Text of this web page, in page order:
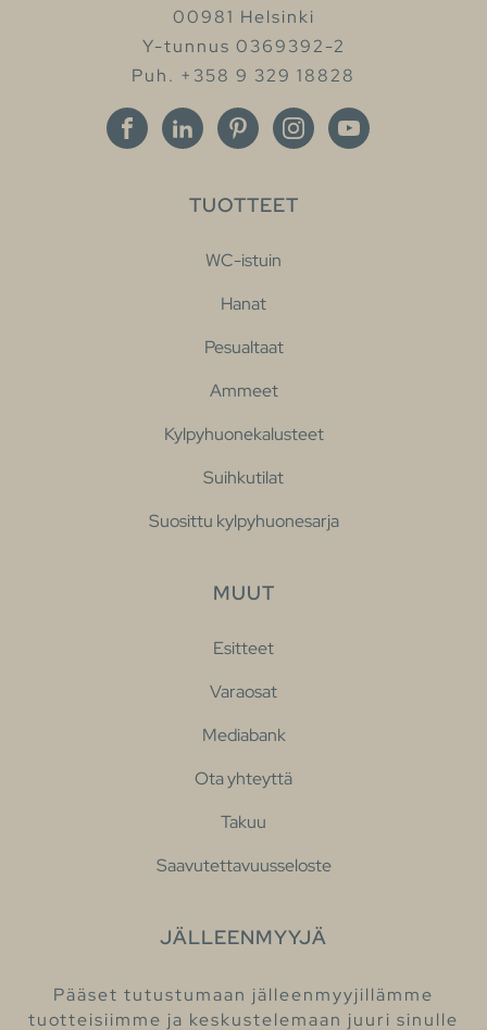
00981 Helsinki
Y-tunnus 0369392-2
Puh. +358 9 329 18828
TUOTTEET
WC-istuin
Hanat
Pesualtaat
Ammeet
Kylpyhuonekalusteet
Suihkutilat
Suosittu kylpyhuonesarja
MUUT
Esitteet
Varaosat
Mediabank
Ota yhteyttä
Takuu
Saavutettavuusseloste
JÄLLEENMYYJÄ
Pääset tutustumaan jälleenmyyjillämme
tuotteisiimme ja keskustelemaan juuri sinulle